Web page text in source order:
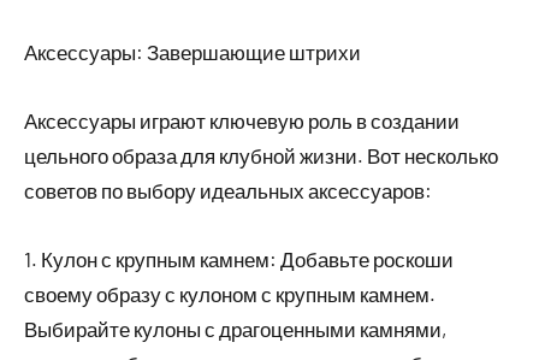
Аксессуары: Завершающие штрихи
Аксессуары играют ключевую роль в создании
цельного образа для клубной жизни. Вот несколько
советов по выбору идеальных аксессуаров:
1. Кулон с крупным камнем: Добавьте роскоши
своему образу с кулоном с крупным камнем.
Выбирайте кулоны с драгоценными камнями,